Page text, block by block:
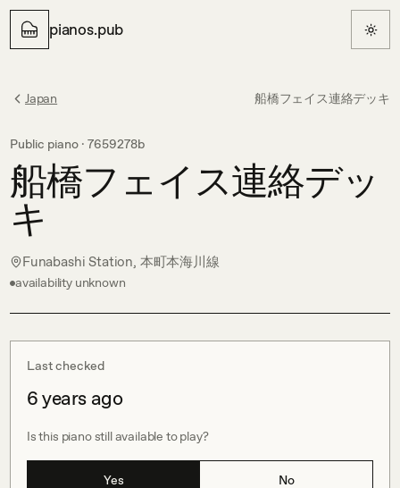
pianos.pub
Japan 船橋フェイス連絡デッキ
Public piano · 7659278b
船橋フェイス連絡デッ
キ
Funabashi Station, 本町本海川線
availability unknown
Last checked
6 years ago
Is this piano still available to play?
Yes No